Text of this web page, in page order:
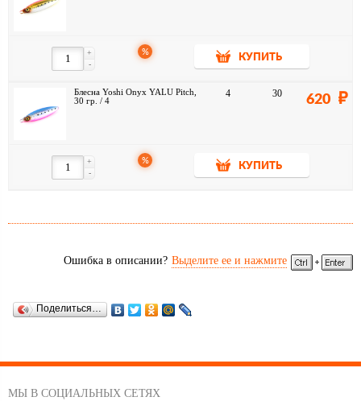
-
+ %
КУПИТЬ
Блесна Yoshi Onyx YALU Pitch,
30 гр. / 4
4 30 620
-
+ %
КУПИТЬ
Ошибка в описании? Выделите ее и нажмите
Поделиться…
МЫ В СОЦИАЛЬНЫХ СЕТЯХ